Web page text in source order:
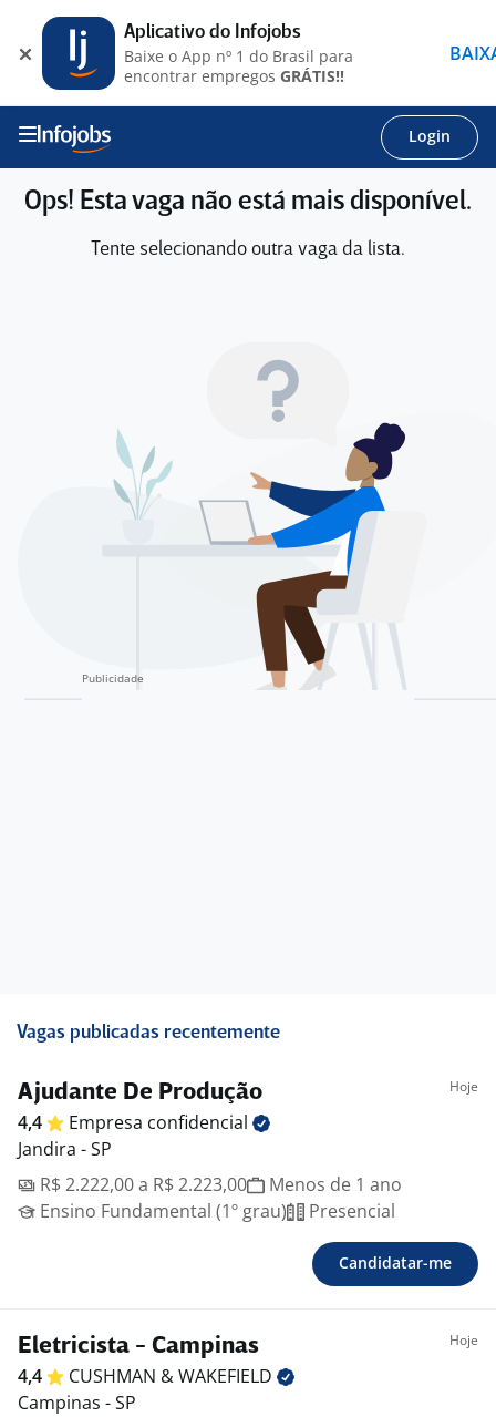
Login
Ops! Esta vaga não está mais disponível.
Tente selecionando outra vaga da lista.
Vagas publicadas recentemente
Ajudante De Produção Hoje
4,4 Empresa confidencial
Jandira - SP
R$ 2.222,00 a R$ 2.223,00
Menos de 1 ano
Ensino Fundamental (1º grau)
Presencial
Candidatar-me
Eletricista - Campinas Hoje
4,4 CUSHMAN &WAKEFIELD
Campinas - SP
Aplicativo do Infojobs
Baixe o App nº 1 do Brasil para
encontrar empregos GRÁTIS!!